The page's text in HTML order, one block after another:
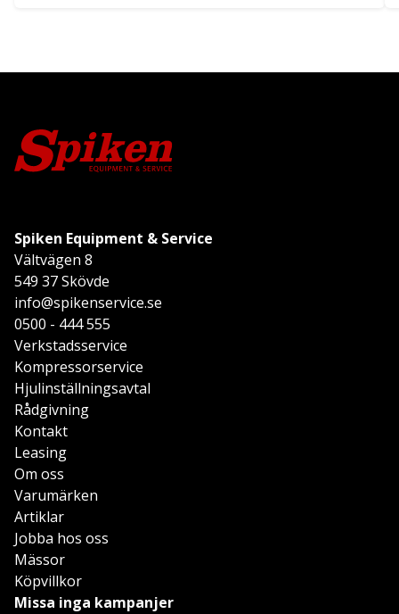
Spiken Equipment & Service
Vältvägen 8
549 37 Skövde
info@spikenservice.se
0500 - 444 555
Verkstadsservice
Kompressorservice
Hjulinställningsavtal
Rådgivning
Kontakt
Leasing
Om oss
Varumärken
Artiklar
Jobba hos oss
Mässor
Köpvillkor
Missa inga kampanjer